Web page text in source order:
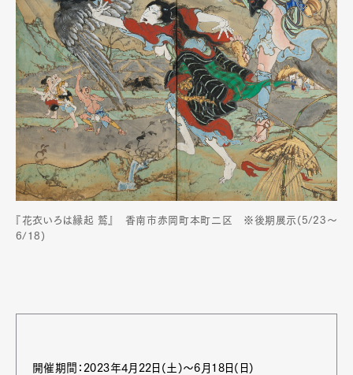
『花衣いろは縁起 鷲』 香南市赤岡町本町二区 ※後期展示(5/23〜
6/18)
開催期間：2023年4月22日(土)〜6月18日(日)